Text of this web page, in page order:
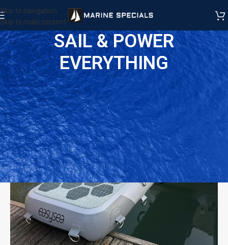
Skip to navigation
Skip to main content
SAIL & POWER
EVERYTHING